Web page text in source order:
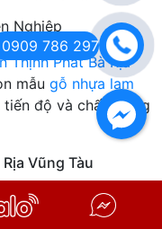
Nghiệp
Thịnh Phát Bà Rịa
mẫu gỗ nhựa lam
tiến độ và chất lượng
Vũng Tàu
0909 786 297